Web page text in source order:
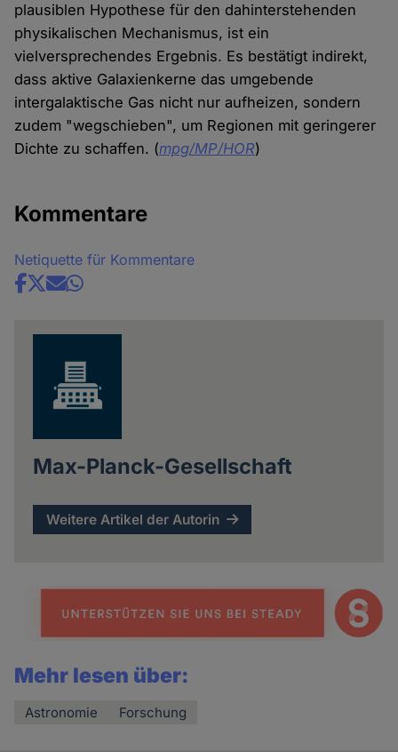
plausiblen Hypothese für den dahinterstehenden
physikalischen Mechanismus, ist ein
vielversprechendes Ergebnis. Es bestätigt indirekt,
dass aktive Galaxienkerne das umgebende
intergalaktische Gas nicht nur aufheizen, sondern
zudem "wegschieben", um Regionen mit geringerer
Dichte zu schaffen. (mpg/MP/HOR)
Kommentare
Netiquette für Kommentare
Share
Max-Planck-Gesellschaft
Weitere Artikel der Autorin
Mehr lesen über:
Astronomie Forschung